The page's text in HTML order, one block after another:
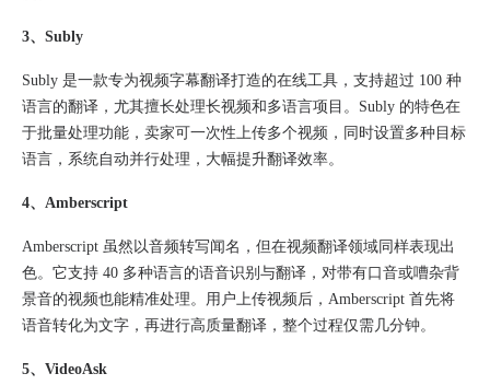
3、Subly
Subly 是一款专为视频字幕翻译打造的在线工具，支持超过 100 种
语言的翻译，尤其擅长处理长视频和多语言项目。Subly 的特色在
于批量处理功能，卖家可一次性上传多个视频，同时设置多种目标
语言，系统自动并行处理，大幅提升翻译效率。
4、Amberscript
Amberscript 虽然以音频转写闻名，但在视频翻译领域同样表现出
色。它支持 40 多种语言的语音识别与翻译，对带有口音或嘈杂背
景音的视频也能精准处理。用户上传视频后，Amberscript 首先将
语音转化为文字，再进行高质量翻译，整个过程仅需几分钟。
5、VideoAsk